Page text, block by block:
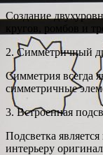
Создание
кругов, ромбов и
2. Симметричный
Симметрия всегда
симметричные
3. Встроенная
Подсветка
интерьеру